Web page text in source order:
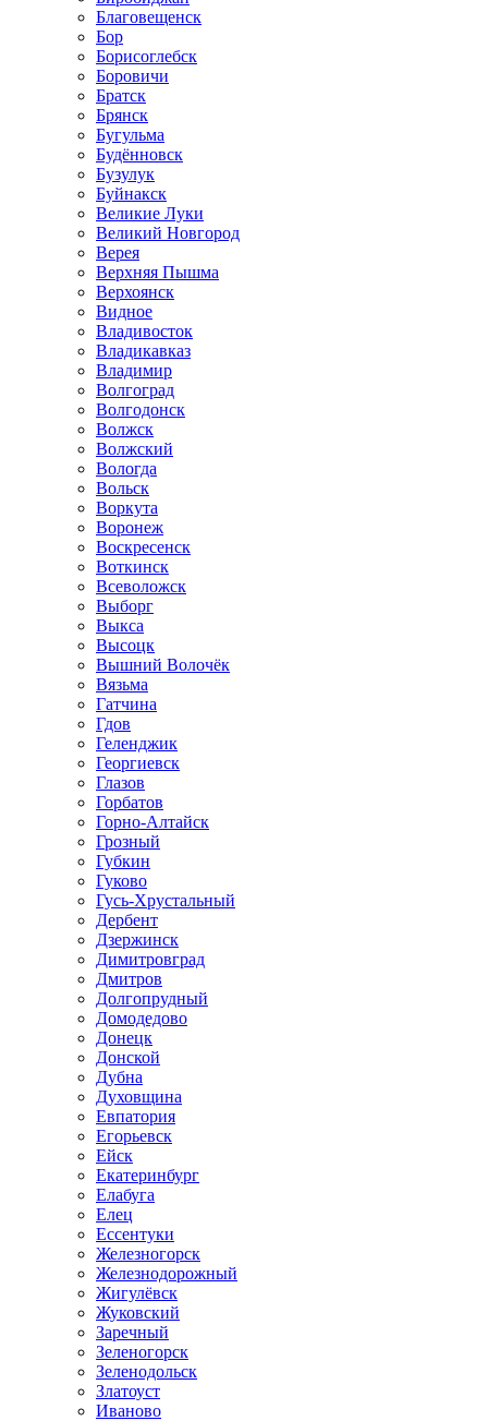
Благовещенск
Бор
Борисоглебск
Боровичи
Братск
Брянск
Бугульма
Будённовск
Бузулук
Буйнакск
Великие Луки
Великий Новгород
Верея
Верхняя Пышма
Верхоянск
Видное
Владивосток
Владикавказ
Владимир
Волгоград
Волгодонск
Волжск
Волжский
Вологда
Вольск
Воркута
Воронеж
Воскресенск
Воткинск
Всеволожск
Выборг
Выкса
Высоцк
Вышний Волочёк
Вязьма
Гатчина
Гдов
Геленджик
Георгиевск
Глазов
Горбатов
Горно-Алтайск
Грозный
Губкин
Гуково
Гусь-Хрустальный
Дербент
Дзержинск
Димитровград
Дмитров
Долгопрудный
Домодедово
Донецк
Донской
Дубна
Духовщина
Евпатория
Егорьевск
Ейск
Екатеринбург
Елабуга
Елец
Ессентуки
Железногорск
Железнодорожный
Жигулёвск
Жуковский
Заречный
Зеленогорск
Зеленодольск
Златоуст
Иваново